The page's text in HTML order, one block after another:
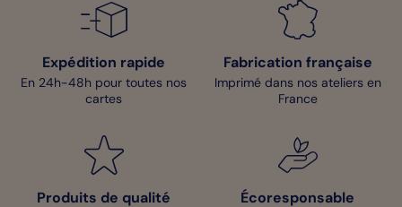
Expédition rapide
En 24h-48h pour toutes nos
cartes
Fabrication française
Imprimé dans nos ateliers en
France
Produits de qualité Écoresponsable